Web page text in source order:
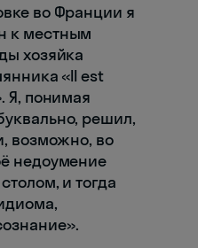
во Франции я
к местным
хозяйка
«Il est
Я, понимая
решил,
возможно, во
недоумение
и тогда